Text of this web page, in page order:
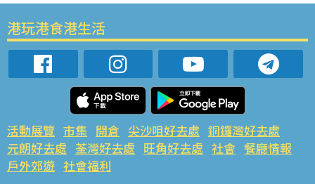
港玩港食港生活
活動展覽 市集 開倉 尖沙咀好去處 銅鑼灣好去處
元朗好去處 荃灣好去處 旺角好去處 社會 餐廳情報
戶外郊遊 社會福利